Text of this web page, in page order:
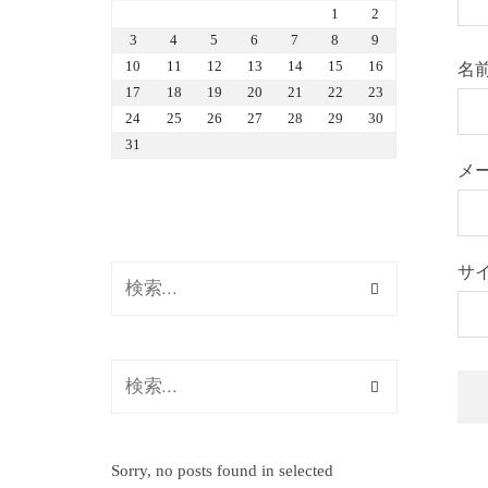
名
メ
サ
1
2
3
4 5 6 7 8
9
10
11 12 13 14 15
16
17
18 19 20 21 22
23
24
25 26 27 28 29
30
31
Sorry, no posts found in selected